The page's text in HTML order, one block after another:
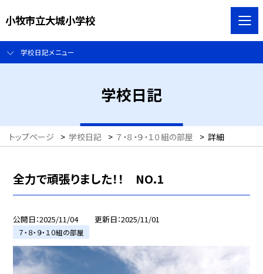
小牧市立大城小学校
学校日記メニュー
学校日記
トップページ > 学校日記 > ７・８・９・１０組の部屋 > 詳細
全力で頑張りました！！ NO.1
公開日 2025/11/04 更新日 2025/11/01
７・８・９・１０組の部屋